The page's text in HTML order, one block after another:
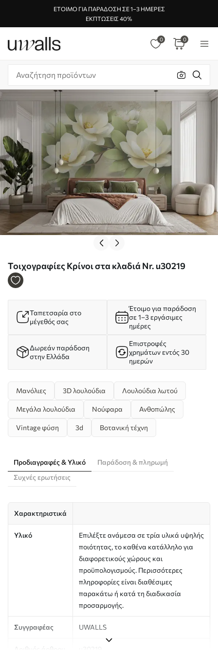
ΈΤΟΙΜΟ ΓΙΑ ΠΑΡΆΔΟΣΗ ΣΕ 1–3 ΗΜΈΡΕΣ
ΕΚΠΤΏΣΕΙΣ 40%
0 0
Τοιχογραφίες Κρίνοι στα κλαδιά Nr. u30219
Ταπετσαρία στο
μέγεθός σας
Έτοιμο για παράδοση
σε 1–3 εργάσιμες
ημέρες
Δωρεάν παράδοση
στην Ελλάδα
Επιστροφές
χρημάτων εντός 30
ημερών
Μανόλιες 3D λουλούδια Λουλούδια λωτού
Μεγάλα λουλούδια Νούφαρα Ανθοπώλης
Vintage φύση 3d Βοτανική τέχνη
Προδιαγραφές & Υλικό
Παράδοση & πληρωμή
Συχνές ερωτήσεις
Χαρακτηριστικά
Υλικό
Επιλέξτε ανάμεσα σε τρία υλικά υψηλής
ποιότητας, το καθένα κατάλληλο για
διαφορετικούς χώρους και
προϋπολογισμούς. Περισσότερες
πληροφορίες είναι διαθέσιμες
παρακάτω ή κατά τη διαδικασία
προσαρμογής.
Συγγραφέας UWALLS
Αριθμός άρθρου